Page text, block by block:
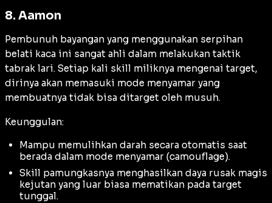
8. Aamon
Pembunuh bayangan yang menggunakan serpihan
belati kaca ini sangat ahli dalam melakukan taktik
tabrak lari. Setiap kali skill miliknya mengenai target,
dirinya akan memasuki mode menyamar yang
membuatnya tidak bisa ditarget oleh musuh.
Keunggulan:
Mampu memulihkan darah secara otomatis saat
berada dalam mode menyamar (camouflage).
Skill pamungkasnya menghasilkan daya rusak magis
kejutan yang luar biasa mematikan pada target
tunggal.